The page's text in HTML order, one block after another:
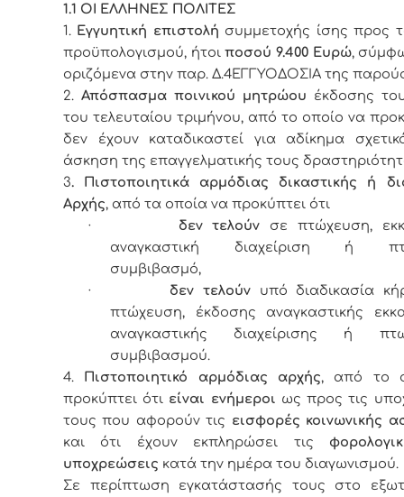
1.1 ΟΙ ΕΛΛΗΝΕΣ ΠΟΛΙΤΕΣ
1. Εγγυητική επιστολή συμμετοχής ίσης προς
προϋπολογισμού, ήτοιποσού 9.400 Ευρώ,
οριζόμενα στην παρ. Δ.4ΕΓΓΥΟΔΟΣΙΑ της
2. Απόσπασμα ποινικού μητρώου έκδοσης
του τελευταίου τριμήνου, από το οποίο να
δεν έχουν καταδικαστεί για αδίκημα
άσκηση της επαγγελματικής τους
3. Πιστοποιητικά αρμόδιας δικαστικής ή
Αρχής, από τα οποία να προκύπτει ότι
·
δεν τελούν σε πτώχευση,
αναγκαστική διαχείριση ή
συμβιβασμό,
·
δεν τελούνυπό διαδικασία
πτώχευση, έκδοσης αναγκαστικής
αναγκαστικής διαχείρισης ή
συμβιβασμού.
4.
Πιστοποιητικό αρμόδιας αρχής, από το
προκύπτει ότι είναι ενήμεροι ως προς τις
τους που αφορούν τις εισφορές κοινωνικής
και ότι έχουν εκπληρώσει τις
υποχρεώσεις κατά την ημέρα του διαγωνισμού.
Σε περίπτωση εγκατάστασής τους στο